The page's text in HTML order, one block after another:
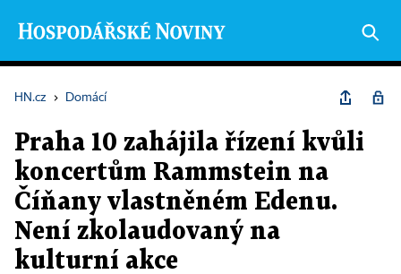
HN.cz › Domácí
Praha 10 zahájila řízení kvůli
koncertům Rammstein na
Číňany vlastněném Edenu.
Není zkolaudovaný na
kulturní akce